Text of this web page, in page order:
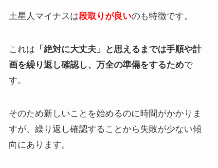
土星人マイナスは段取りが良いのも特徴です。
これは 「絶対に大丈夫」と思えるまでは手順や計
画を繰り返し確認し、万全の準備をするためで
す。
そのため新しいことを始めるのに時間がかかりま
すが、繰り返し確認することから失敗が少ない傾
向にあります。